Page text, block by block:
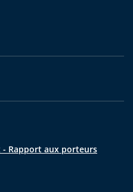
Rapport aux porteurs